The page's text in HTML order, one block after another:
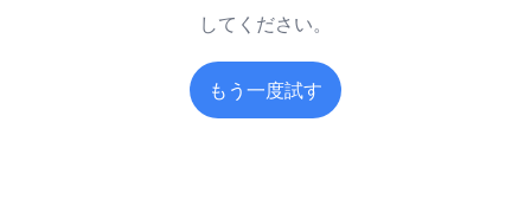
してください。
もう一度試す